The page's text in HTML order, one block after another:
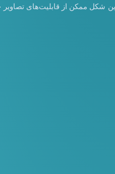
شکل ممکن از قابلیت‌های